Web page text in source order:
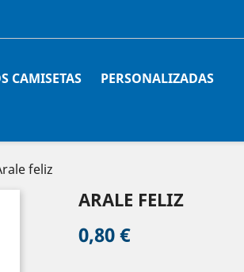
CAMISETAS PERSONALIZADAS
feliz
ARALE FELIZ
0,80 €